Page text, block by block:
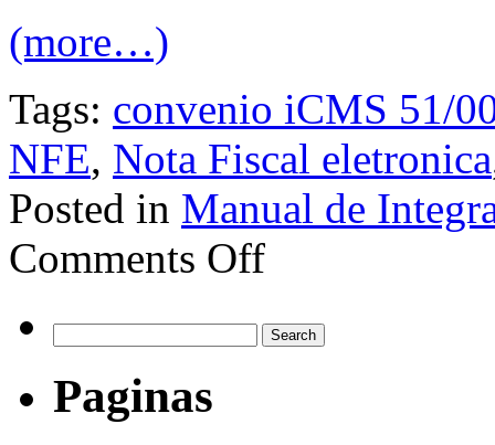
(more…)
Tags: convenio iCMS 51/
NFE, Nota Fiscal eletronica
Posted in Manual de
Comments Off
Paginas